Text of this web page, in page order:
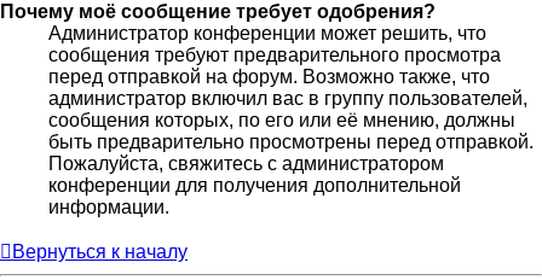
Почему моё сообщение требует одобрения?
Администратор конференции может решить, что
сообщения требуют предварительного просмотра
перед отправкой на форум. Возможно также, что
администратор включил вас в группу пользователей,
сообщения которых, по его или её мнению, должны
быть предварительно просмотрены перед отправкой.
Пожалуйста, свяжитесь с администратором
конференции для получения дополнительной
информации.
Вернуться к началу